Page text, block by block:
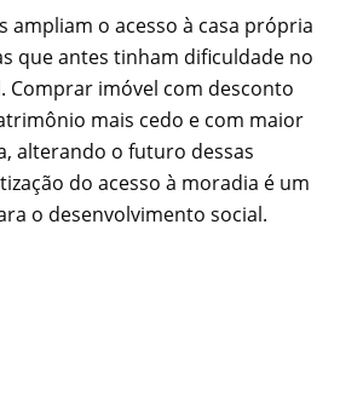
ampliam o acesso à casa própria
que antes tinham dificuldade no
Comprar imóvel com desconto
mais cedo e com maior
alterando o futuro dessas
do acesso à moradia é um
o desenvolvimento social.